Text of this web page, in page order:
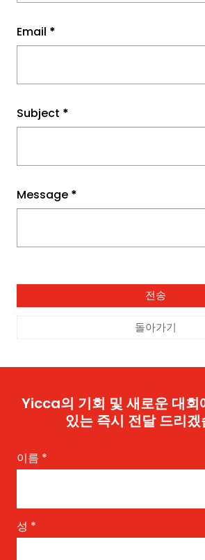
Email *
Subject *
Message *
돌아가기
Yicca의 기회 및 새로운 대회
있는 즉시 전달 드리겠
이름 *
성 *